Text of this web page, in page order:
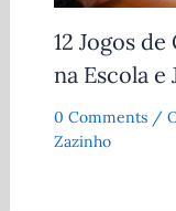
12 Jogos
na Escola e
0 Comments /
Zazinho